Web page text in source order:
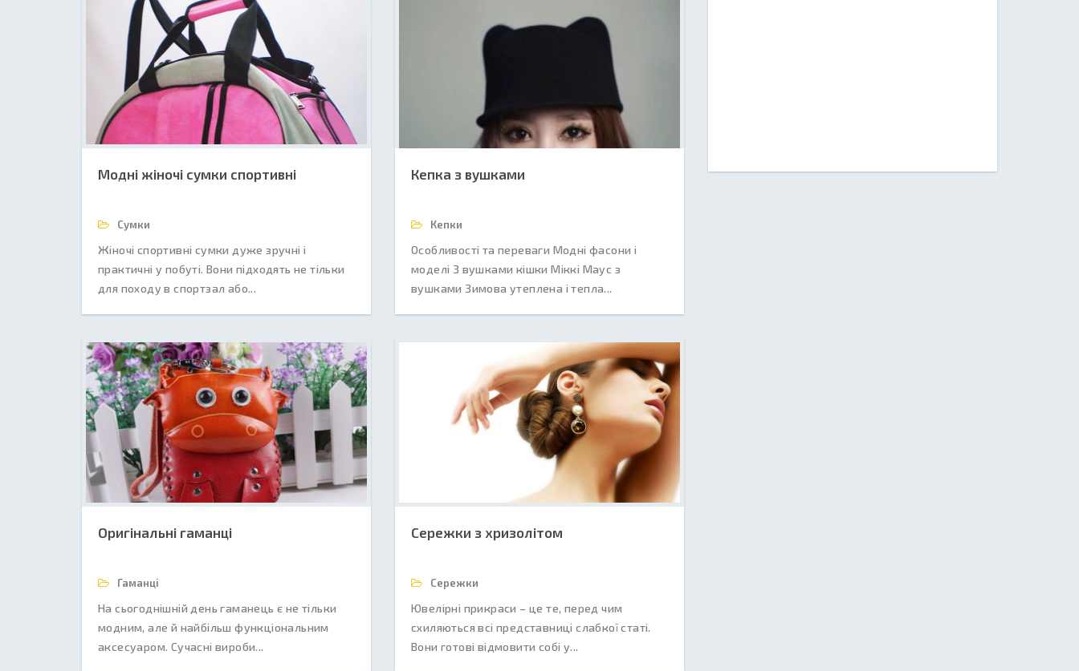
Модні жіночі сумки спортивні
Сумки
Жіночі спортивні сумки дуже зручні і
практичні у побуті. Вони підходять не тільки
для походу в спортзал або...
Кепка з вушками
Кепки
Особливості та переваги Модні фасони і
моделі З вушками кішки Міккі Маус з
вушками Зимова утеплена і тепла...
Оригінальні гаманці
Гаманці
На сьогоднішній день гаманець є не тільки
модним, але й найбільш функціональним
аксесуаром. Сучасні вироби...
Сережки з хризолітом
Сережки
Ювелірні прикраси – це те, перед чим
схиляються всі представниці слабкої статі.
Вони готові відмовити собі у...